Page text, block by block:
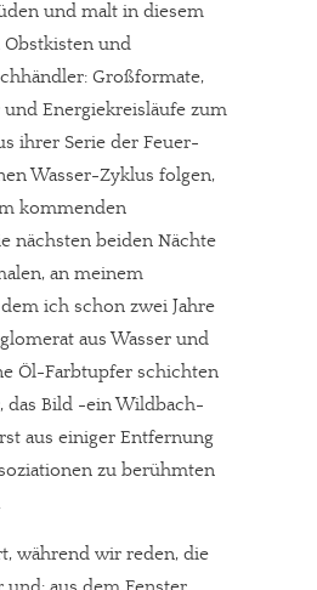
und malt in diesem
und
Großformate,
Energiekreisläufe zum
ihrer Serie der Feuer-
Wasser-Zyklus folgen,
kommenden
nächsten beiden Nächte
an meinem
ich schon zwei Jahre
aus Wasser und
Öl-Farbtupfer schichten
das Bild -ein Wildbach-
aus einiger Entfernung
zu berühmten
während wir reden, die